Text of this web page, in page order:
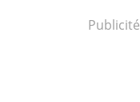
Publicité